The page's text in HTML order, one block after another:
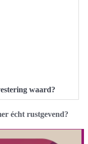
waard?
écht rustgevend?